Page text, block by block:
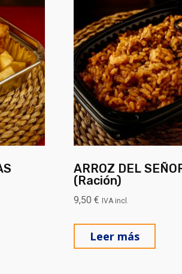
ARROZ DEL
(Ración)
9,50€ IVA incl.
Leer más